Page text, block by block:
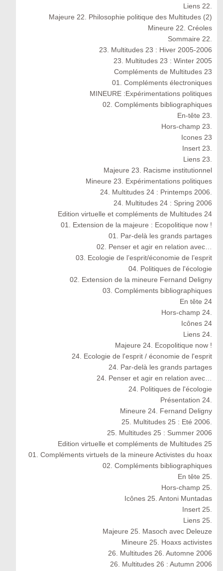
Liens 22.
Majeure 22. Philosophie politique des Multitudes (2)
Mineure 22. Créoles
Sommaire 22.
23. Multitudes 23 : Hiver 2005-2006
23. Multitudes 23 : Winter 2005
Compléments de Multitudes 23
01. Compléments électroniques
MINEURE :Expérimentations politiques
02. Compléments bibliographiques
En-tête 23.
Hors-champ 23.
Icones 23
Insert 23.
Liens 23.
Majeure 23. Racisme institutionnel
Mineure 23. Expérimentations politiques
24. Multitudes 24 : Printemps 2006.
24. Multitudes 24 : Spring 2006
Edition virtuelle et compléments de Multitudes 24
01. Extension de la majeure : Ecopolitique now !
01. Par-delà les grands partages
02. Penser et agir en relation avec…
03. Ecologie de l’esprit/économie de l’esprit
04. Politiques de l'écologie
02. Extension de la mineure Fernand Deligny
03. Compléments bibliographiques
En tête 24
Hors-champ 24.
Icônes 24
Liens 24.
Majeure 24. Ecopolitique now !
24. Ecologie de l'esprit / économie de l'esprit
24. Par-delà les grands partages
24. Penser et agir en relation avec…
24. Politiques de l'écologie
Présentation 24.
Mineure 24. Fernand Deligny
25. Multitudes 25 : Eté 2006.
25. Multitudes 25 : Summer 2006
Edition virtuelle et compléments de Multitudes 25
01. Compléments virtuels de la mineure Activistes du hoax
02. Compléments bibliographiques
En tête 25.
Hors-champ 25.
Icônes 25. Antoni Muntadas
Insert 25.
Liens 25.
Majeure 25. Masoch avec Deleuze
Mineure 25. Hoaxs activistes
26. Multitudes 26. Automne 2006
26. Multitudes 26 : Autumn 2006